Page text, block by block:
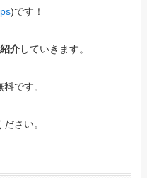
)です！
紹介していきます。
です。
さい。